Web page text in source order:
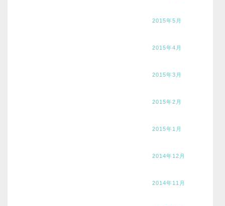
2015年5月
2015年4月
2015年3月
2015年2月
2015年1月
2014年12月
2014年11月